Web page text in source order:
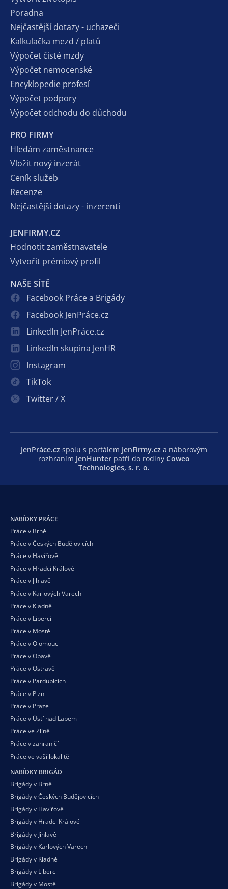
Poradna
Nejčastější dotazy - uchazeči
Kalkulačka mezd / platů
Výpočet čisté mzdy
Výpočet nemocenské
Encyklopedie profesí
Výpočet podpory
Výpočet odchodu do důchodu
PRO FIRMY
Hledám zaměstnance
Vložit nový inzerát
Ceník služeb
Recenze
Nejčastější dotazy - inzerenti
JENFIRMY.CZ
Hodnotit zaměstnavatele
Vytvořit prémiový profil
NAŠE SÍTĚ
Facebook Práce a Brigády
Facebook JenPráce.cz
LinkedIn JenPráce.cz
LinkedIn skupina JenHR
Instagram
TikTok
Twitter / X
JenPráce.cz spolu s portálem JenFirmy.cz a náborovým
rozhraním JenHunter patří do rodiny Coweo
Technologies, s. r. o.
NABÍDKY PRÁCE
Práce v Brně
Práce v Českých Budějovicích
Práce v Havířově
Práce v Hradci Králové
Práce v Jihlavě
Práce v Karlových Varech
Práce v Kladně
Práce v Liberci
Práce v Mostě
Práce v Olomouci
Práce v Opavě
Práce v Ostravě
Práce v Pardubicích
Práce v Plzni
Práce v Praze
Práce v Ústí nad Labem
Práce ve Zlíně
Práce v zahraničí
Práce ve vaší lokalitě
NABÍDKY BRIGÁD
Brigády v Brně
Brigády v Českých Budějovicích
Brigády v Havířově
Brigády v Hradci Králové
Brigády v Jihlavě
Brigády v Karlových Varech
Brigády v Kladně
Brigády v Liberci
Brigády v Mostě